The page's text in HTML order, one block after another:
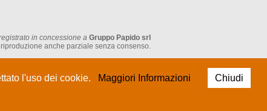
in concessione a Gruppo Papido srl
anche parziale senza consenso.
l'uso dei cookie. Maggiori Informazioni Chiudi